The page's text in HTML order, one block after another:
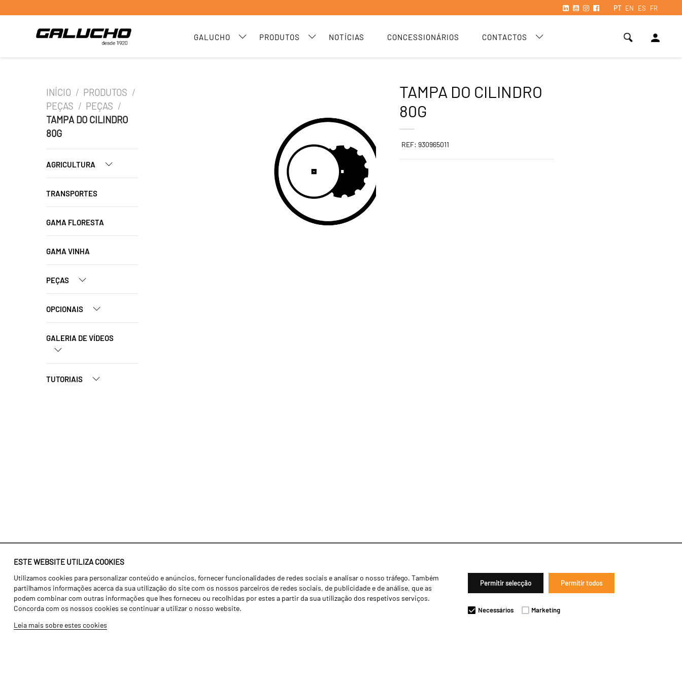
PT EN ES FR
GALUCHO PRODUTOS NOTÍCIAS CONCESSIONÁRIOS CONTACTOS person
ESTE WEBSITE UTILIZA COOKIES
Utilizamos cookies para personalizar conteúdo e anúncios, fornecer funcionalidades de redes sociais e analisar o nosso tráfego. Também
partilhamos informações acerca da sua utilização do site com os nossos parceiros de redes sociais, de publicidade e de análise, que as
podem combinar com outras informações que lhes forneceu ou recolhidas por estes a partir da sua utilização dos respetivos serviços.
Concorda com os nossos cookies se continuar a utilizar o nosso website.
Leia mais sobre estes cookies
Permitir selecção Permitir todos
Necessários Marketing
INÍCIO / PRODUTOS /
PEÇAS / PEÇAS /
TAMPA DO CILINDRO
80G
AGRICULTURA
TRANSPORTES
GAMA FLORESTA
GAMA VINHA
PEÇAS
OPCIONAIS
GALERIA DE VÍDEOS
TUTORIAIS
TAMPA DO CILINDRO
80G
REF: 930965011
Identidade
História
Fábrica / Produção
Recursos Humanos
Agricultura
Transportes
Gama Floresta
Notícias
Concessionários